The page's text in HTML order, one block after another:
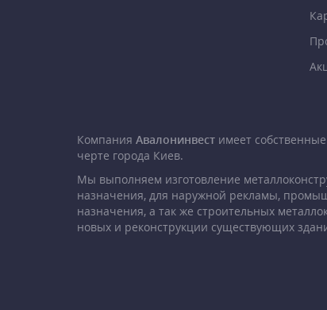
Компания Авалонинвест имеет
черте города Киев.
Мы выполняем изготовление
назначения, для наружной рекламы,
назначения, а так же строительных
новых и реконструкции существующих